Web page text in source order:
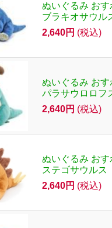
ぬいぐるみ お
ブラキオサウル
2,640円 (税込)
ぬいぐるみ お
パラサウロロフ
2,640円 (税込)
ぬいぐるみ お
ステゴサウルス
2,640円 (税込)